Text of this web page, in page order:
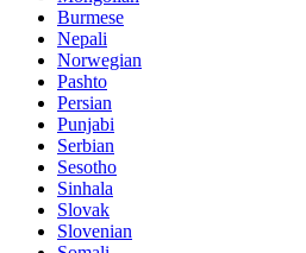
Burmese
Nepali
Norwegian
Pashto
Persian
Punjabi
Serbian
Sesotho
Sinhala
Slovak
Slovenian